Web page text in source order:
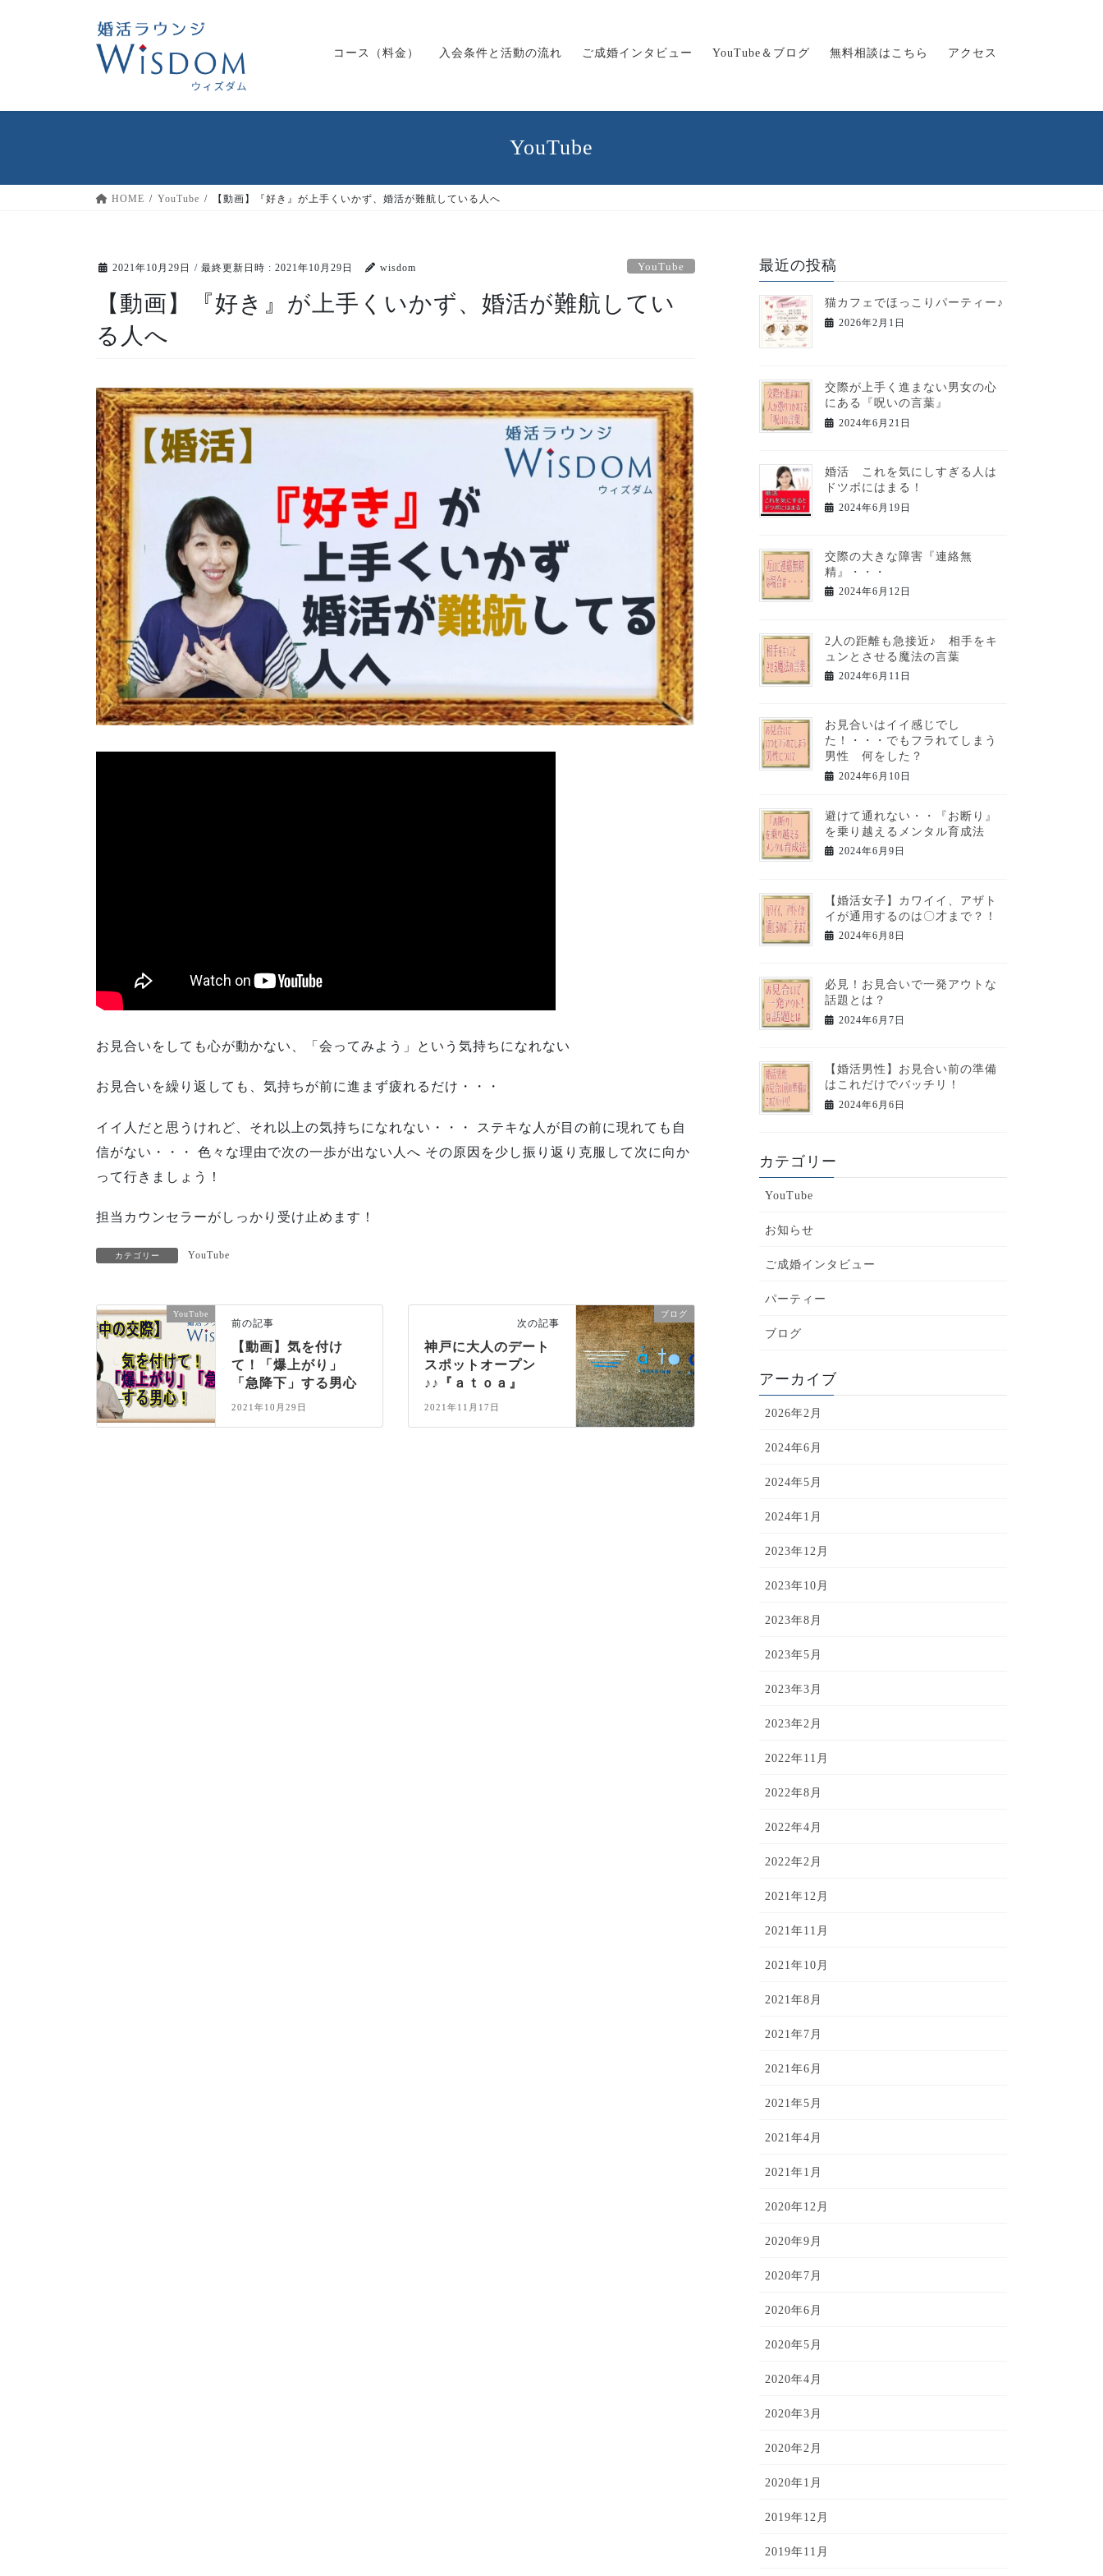
プ
動
コース（料金） 入会条件と活動の流れ ご成婚インタビュー YouTube＆ブログ 無料相談はこちら アクセス
YouTube
HOME YouTube 【動画】『好き』が上手くいかず、婚活が難航している人へ
2021年10月29日 / 最終更新日時 : 2021年10月29日 wisdom YouTube
【動画】『好き』が上手くいかず、婚活が難航してい
る人へ
お見合いをしても心が動かない、「会ってみよう」という気持ちになれない
お見合いを繰り返しても、気持ちが前に進まず疲れるだけ・・・
イイ人だと思うけれど、それ以上の気持ちになれない・・・ ステキな人が目の前に現れても自
信がない・・・ 色々な理由で次の一歩が出ない人へ その原因を少し振り返り克服して次に向か
って行きましょう！
担当カウンセラーがしっかり受け止めます！
カテゴリー YouTube
YouTube
前の記事
【動画】気を付け
て！「爆上がり」
「急降下」する男心
2021年10月29日
ブログ
次の記事
神戸に大人のデート
スポットオープン
♪♪『ａｔｏａ』
2021年11月17日
最近の投稿
猫カフェでほっこりパーティー♪
2026年2月1日
交際が上手く進まない男女の心
にある『呪いの言葉』
2024年6月21日
婚活 これを気にしすぎる人は
ドツボにはまる！
2024年6月19日
交際の大きな障害『連絡無
精』・・・
2024年6月12日
2人の距離も急接近♪ 相手をキ
ュンとさせる魔法の言葉
2024年6月11日
お見合いはイイ感じでし
た！・・・でもフラれてしまう
男性 何をした？
2024年6月10日
避けて通れない・・『お断り』
を乗り越えるメンタル育成法
2024年6月9日
【婚活女子】カワイイ、アザト
イが通用するのは〇才まで？！
2024年6月8日
必見！お見合いで一発アウトな
話題とは？
2024年6月7日
【婚活男性】お見合い前の準備
はこれだけでバッチリ！
2024年6月6日
カテゴリー
YouTube
お知らせ
ご成婚インタビュー
パーティー
ブログ
アーカイブ
2026年2月
2024年6月
2024年5月
2024年1月
2023年12月
2023年10月
2023年8月
2023年5月
2023年3月
2023年2月
2022年11月
2022年8月
2022年4月
2022年2月
2021年12月
2021年11月
2021年10月
2021年8月
2021年7月
2021年6月
2021年5月
2021年4月
2021年1月
2020年12月
2020年9月
2020年7月
2020年6月
2020年5月
2020年4月
2020年3月
2020年2月
2020年1月
2019年12月
2019年11月